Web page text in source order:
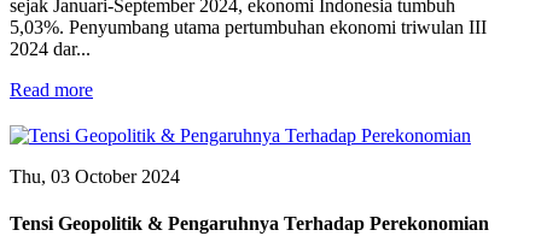
sejak Januari-September 2024, ekonomi Indonesia tumbuh
5,03%. Penyumbang utama pertumbuhan ekonomi triwulan III
2024 dar...
Read more
Thu, 03 October 2024
Tensi Geopolitik & Pengaruhnya Terhadap Perekonomian